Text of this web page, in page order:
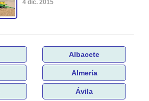
4 dic. 2015
Albacete
Almería
Ávila